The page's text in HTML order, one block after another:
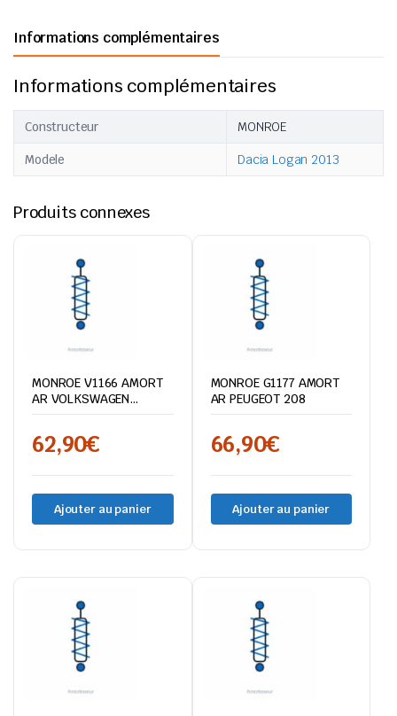
Informations complémentaires
Informations complémentaires
Constructeur MONROE
Modele Dacia Logan 2013
Produits connexes
MONROE V1166 AMORT
AR VOLKSWAGEN
LT46/SPRINTER
62,90€
Ajouter au panier
MONROE G1177 AMORT
AR PEUGEOT 208
66,90€
Ajouter au panier